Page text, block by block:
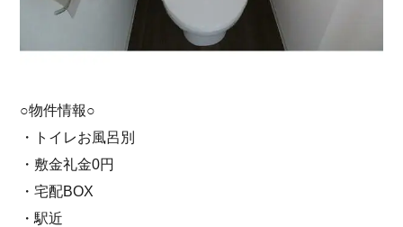
○物件情報○
・トイレお風呂別
・敷金礼金0円
・宅配BOX
・駅近